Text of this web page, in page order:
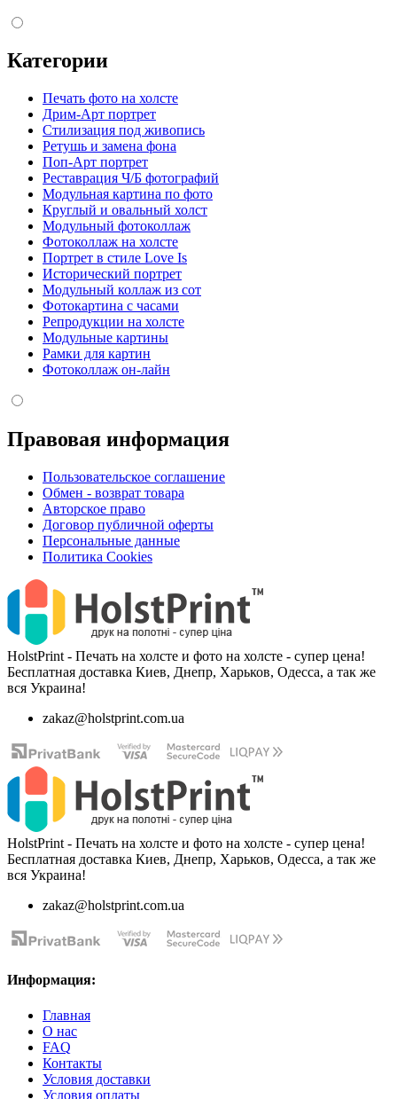
Категории
Печать фото на холсте
Дрим-Арт портрет
Стилизация под живопись
Ретушь и замена фона
Поп-Арт портрет
Реставрация Ч/Б фотографий
Модульная картина по фото
Круглый и овальный холст
Модульный фотоколлаж
Фотоколлаж на холсте
Портрет в стиле Love Is
Исторический портрет
Модульный коллаж из сот
Фотокартина с часами
Репродукции на холсте
Модульные картины
Рамки для картин
Фотоколлаж он-лайн
Правовая информация
Пользовательское соглашение
Обмен - возврат товара
Авторское право
Договор публичной оферты
Персональные данные
Политика Cookies
HolstPrint - Печать на холсте и фото на холсте - супер цена!
Бесплатная доставка Киев, Днепр, Харьков, Одесса, а так же
вся Украина!
zakaz@holstprint.com.ua
HolstPrint - Печать на холсте и фото на холсте - супер цена!
Бесплатная доставка Киев, Днепр, Харьков, Одесса, а так же
вся Украина!
zakaz@holstprint.com.ua
Информация:
Главная
О нас
FAQ
Контакты
Условия доставки
Условия оплаты